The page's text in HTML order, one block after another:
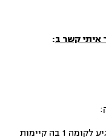
איתי קשר ב:
קיימות חניות נכים בחניון קומות, ניתן להגיע לקומה 1 בה קיימות